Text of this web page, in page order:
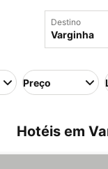
Destino
Preço
Hotéis em